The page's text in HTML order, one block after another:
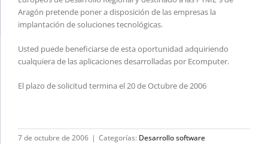
Aragón pretende poner a disposición de las empresas la
implantación de soluciones tecnológicas.
Usted puede beneficiarse de esta oportunidad adquiriendo
cualquiera de las aplicaciones desarrolladas por Ecomputer.
El plazo de solicitud termina el 20 de Octubre de 2006
7 de octubre de 2006 | Categorías: Desarrollo software